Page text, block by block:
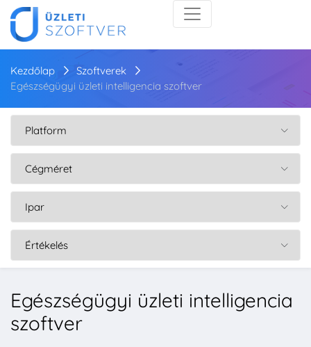
Kezdőlap
Szoftverek
Egészségügyi üzleti intelligencia szoftver
Egészségügyi üzleti intelligencia
szoftver